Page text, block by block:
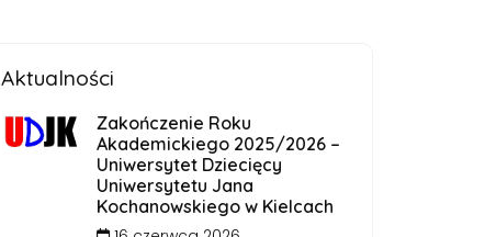
Aktualności
Zakończenie Roku
Akademickiego 2025/2026 –
Uniwersytet Dziecięcy
Uniwersytetu Jana
Kochanowskiego w Kielcach